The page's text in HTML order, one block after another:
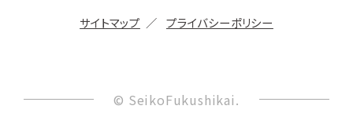
サイトマップ プライバシーポリシー
© SeikoFukushikai.